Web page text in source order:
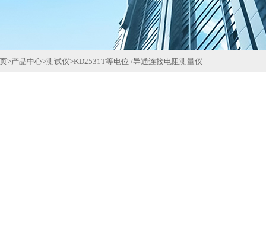
>产品中心>测试仪>KD2531T等电位 /导通连接电阻测量仪